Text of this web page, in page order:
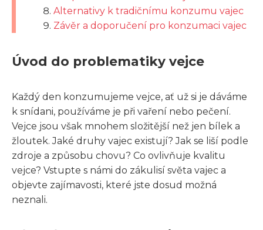
Alternativy k tradičnímu konzumu vajec
Závěr a doporučení pro konzumaci vajec
Úvod do problematiky vejce
Každý den konzumujeme vejce, ať už si je dáváme
k snídani, používáme je při vaření nebo pečení.
Vejce jsou však mnohem složitější než jen bílek a
žloutek. Jaké druhy vajec existují? Jak se liší podle
zdroje a způsobu chovu? Co ovlivňuje kvalitu
vejce? Vstupte s námi do zákulisí světa vajec a
objevte zajímavosti, které jste dosud možná
neznali.